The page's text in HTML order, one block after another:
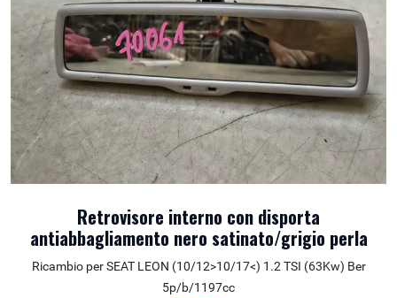
Retrovisore interno con disporta
antiabbagliamento nero satinato/grigio perla
Ricambio per SEAT LEON (10/12>10/17<) 1.2 TSI (63Kw) Ber
5p/b/1197cc